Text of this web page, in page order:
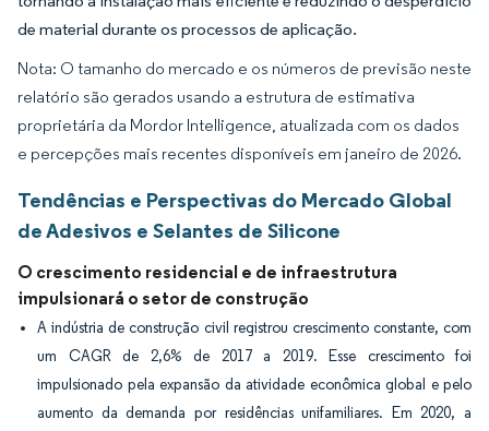
de material durante os processos de aplicação.
Nota: O tamanho do mercado e os números de previsão neste
relatório são gerados usando a estrutura de estimativa
proprietária da Mordor Intelligence, atualizada com os dados
e percepções mais recentes disponíveis em janeiro de 2026.
Tendências e Perspectivas do Mercado Global
de Adesivos e Selantes de Silicone
O crescimento residencial e de infraestrutura
impulsionará o setor de construção
A indústria de construção civil registrou crescimento constante, com
um CAGR de 2,6% de 2017 a 2019. Esse crescimento foi
impulsionado pela expansão da atividade econômica global e pelo
aumento da demanda por residências unifamiliares. Em 2020, a